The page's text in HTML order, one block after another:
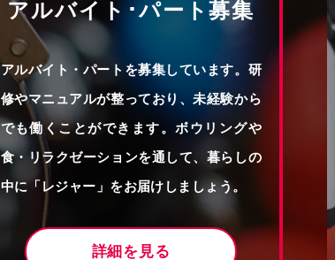
アルバイト･パート募集
アルバイト・パートを募集しています。研
修やマニュアルが整っており、未経験から
でも働くことができます。ボウリングや
食・リラクゼーションを通して、暮らしの
中に「レジャー」をお届けしましょう。
詳細を見る